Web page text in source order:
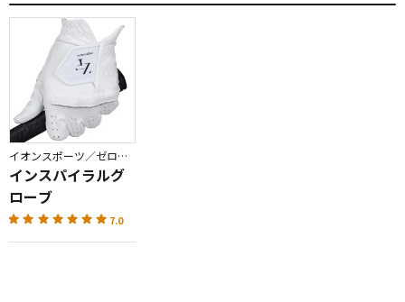
イオンスポーツ／ゼロフィット
インスパイラルグ
ローブ
7.0